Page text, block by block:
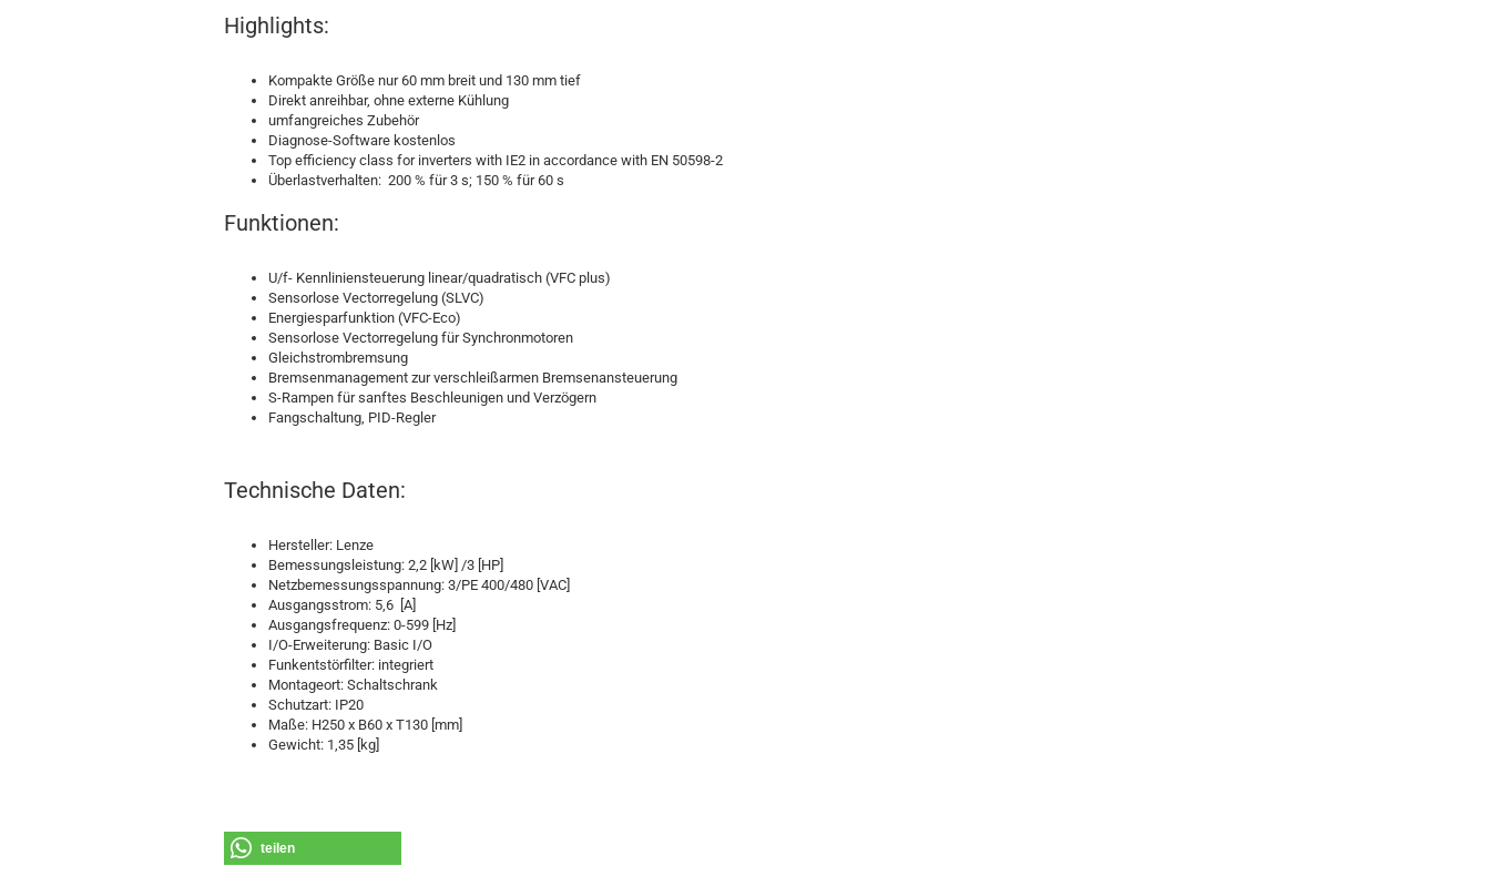
Highlights:
Kompakte Größe nur 60 mm breit und 130 mm tief
Direkt anreihbar, ohne externe Kühlung
umfangreiches Zubehör
Diagnose-Software kostenlos
Top efficiency class for inverters with IE2 in accordance with EN 50598-2
Überlastverhalten: 200 % für 3 s; 150 % für 60 s
Funktionen:
U/f- Kennliniensteuerung linear/quadratisch (VFC plus)
Sensorlose Vectorregelung (SLVC)
Energiesparfunktion (VFC-Eco)
Sensorlose Vectorregelung für Synchronmotoren
Gleichstrombremsung
Bremsenmanagement zur verschleißarmen Bremsenansteuerung
S-Rampen für sanftes Beschleunigen und Verzögern
Fangschaltung, PID-Regler
Technische Daten:
Hersteller: Lenze
Bemessungsleistung: 2,2 [kW] /3 [HP]
Netzbemessungsspannung: 3/PE 400/480 [VAC]
Ausgangsstrom: 5,6 [A]
Ausgangsfrequenz: 0-599 [Hz]
I/O-Erweiterung: Basic I/O
Funkentstörfilter: integriert
Montageort: Schaltschrank
Schutzart: IP20
Maße: H250 x B60 x T130 [mm]
Gewicht: 1,35 [kg]
teilen